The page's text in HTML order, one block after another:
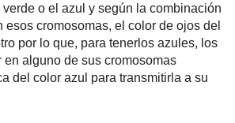
o el azul y según la combinación
esos cromosomas, el color de ojos del
por lo que, para tenerlos azules, los
en alguno de sus cromosomas
del color azul para transmitirla a su